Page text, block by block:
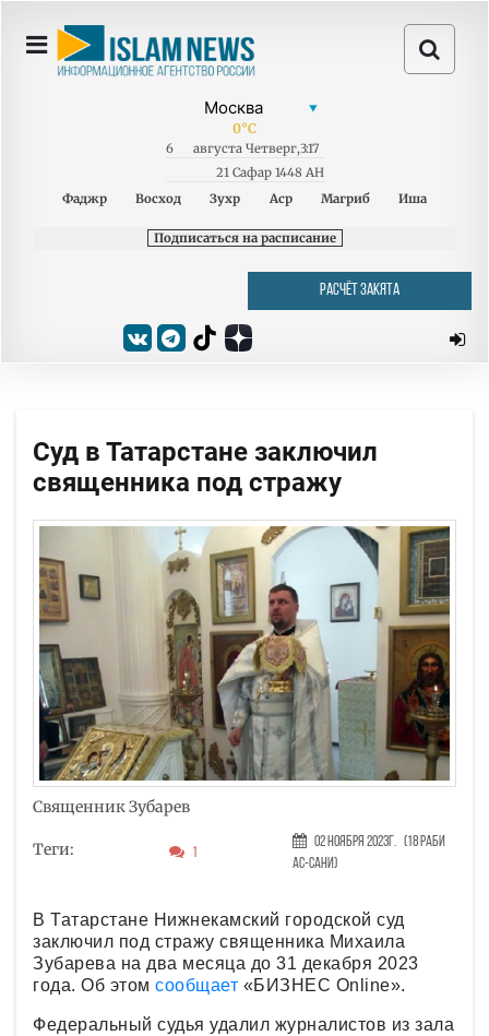
0°C
6 августа Четверг,3:17
21 Сафар 1448 AH
Фаджр
Восход Зухр Аср Магриб Иша
Подписаться на расписание
РАСЧЁТ ЗАКЯТА
Суд в Татарстане заключил
священника под стражу
Священник Зубарев
Теги: 1
02 Ноября 2023г. (18 Раби
ас-сани)
В Татарстане Нижнекамский городской суд
заключил под стражу священника Михаила
Зубарева на два месяца до 31 декабря 2023
года. Об этом сообщает «БИЗНЕС Online».
Федеральный судья удалил журналистов из зала